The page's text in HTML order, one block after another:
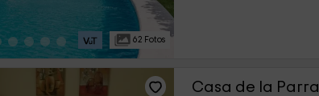
62 Fotos
Casa de la Parra